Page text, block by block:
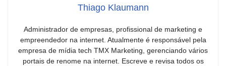
Thiago Klaumann
Administrador de empresas, profissional de marketing e
empreendedor na internet. Atualmente é responsável pela
empresa de mídia tech TMX Marketing, gerenciando vários
portais de renome na internet. Escreve e revisa todos os